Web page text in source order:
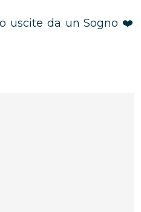
uscite da un Sogno ❤️